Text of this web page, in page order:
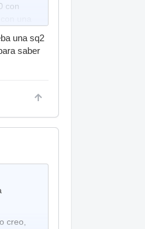
con
una
una sq2
saber
creo,